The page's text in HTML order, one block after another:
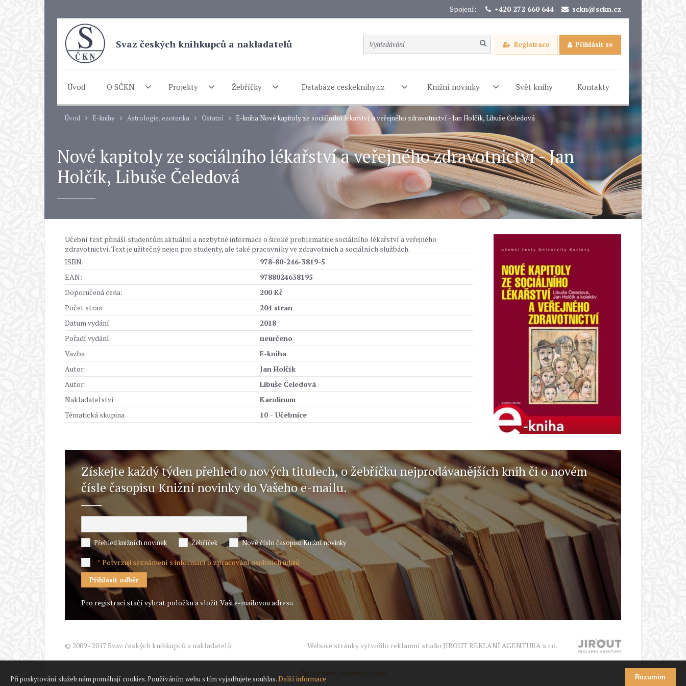
Spojení: +420 272 660 644 sckn@sckn.cz
Svaz českých knihkupců a nakladatelů Registrace Přihlásit se
Úvod O SČKN Projekty Žebříčky Databáze ceskeknihy.cz Knižní novinky Svět knihy Kontakty
Úvod E-knihy Astrologie, ezoterika Ostatní E-kniha Nové kapitoly ze sociálního lékařství a veřejného zdravotnictví - Jan Holčík, Libuše Čeledová
Nové kapitoly ze sociálního lékařství a veřejného zdravotnictví - Jan
Holčík, Libuše Čeledová
Učební text přináší studentům aktuální a nezbytné informace o široké problematice sociálního lékařství a veřejného
zdravotnictví. Text je užitečný nejen pro studenty, ale také pracovníky ve zdravotních a sociálních službách.
ISBN:
978-80-246-3819-5
EAN:
9788024638195
Doporučená cena:
200 Kč
Počet stran
204 stran
Datum vydání
2018
Pořadí vydání
neurčeno
Vazba
E-kniha
Autor:
Jan Holčík
Autor:
Libuše Čeledová
Nakladatelství
Karolinum
Tématická skupina
10 - Učebnice
Získejte každý týden přehled o nových titulech, o žebříčku nejprodávanějších knih či o novém
čísle časopisu Knižní novinky do Vašeho e-mailu.
Přehled knižních novinek Žebříček Nové číslo časopisu Knižní novinky
*Potvrzuji seznámení s informací o zpracování osobních údajů
Pro registraci stačí vybrat položku a vložit Vaši e-mailovou adresu.
© 2009 - 2017 Svaz českých knihkupců a nakladatelů Webové stránky vytvořilo reklamní studio JIROUT REKLANÍ AGENTURA s.r.o.
Zpracování osobních údajů
Při poskytování služeb nám pomáhají cookies. Používáním webu s tím vyjadřujete souhlas.Další informace Rozumím